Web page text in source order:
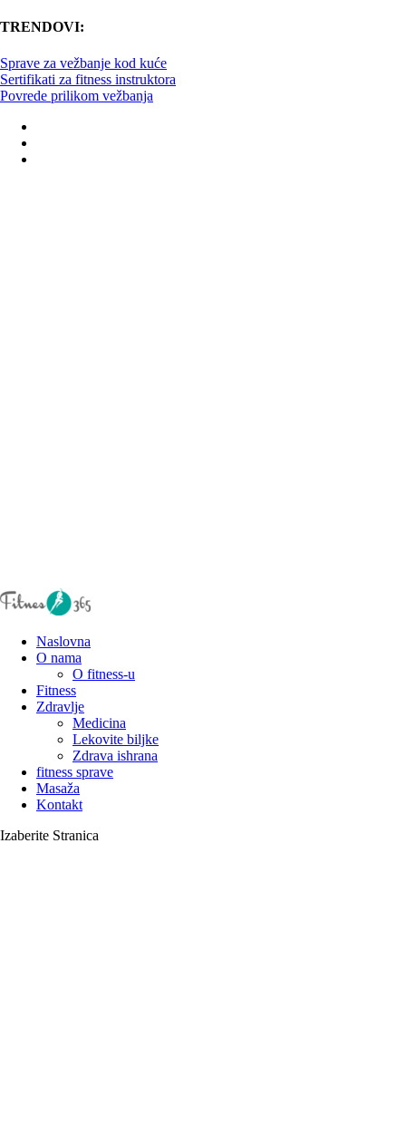
TRENDOVI:
Sprave za vežbanje kod kuće
Sertifikati za fitness instruktora
Povrede prilikom vežbanja
Naslovna
O nama
O fitness-u
Fitness
Zdravlje
Medicina
Lekovite biljke
Zdrava ishrana
fitness sprave
Masaža
Kontakt
Izaberite Stranica